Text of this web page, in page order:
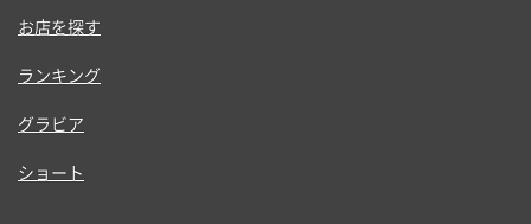
お店を探す
ランキング
グラビア
ショート